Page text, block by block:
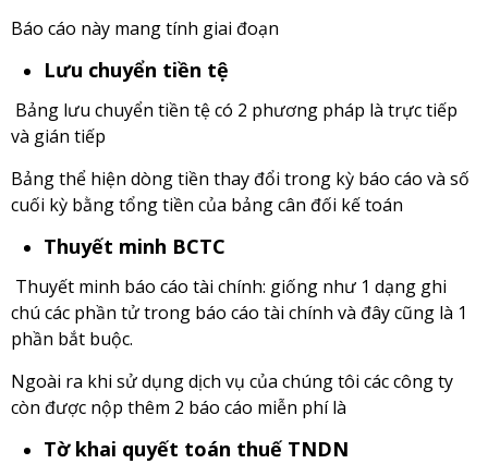
Báo cáo này mang tính giai đoạn
Lưu chuyển tiền tệ
Bảng lưu chuyển tiền tệ có 2 phương pháp là trực tiếp
và gián tiếp
Bảng thể hiện dòng tiền thay đổi trong kỳ báo cáo và số
cuối kỳ bằng tổng tiền của bảng cân đối kế toán
Thuyết minh BCTC
Thuyết minh báo cáo tài chính: giống như 1 dạng ghi
chú các phần tử trong báo cáo tài chính và đây cũng là 1
phần bắt buộc.
Ngoài ra khi sử dụng dịch vụ của chúng tôi các công ty
còn được nộp thêm 2 báo cáo miễn phí là
Tờ khai quyết toán thuế TNDN